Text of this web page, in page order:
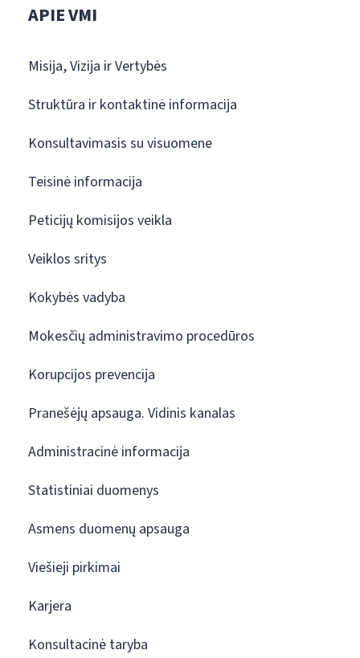
APIE VMI
Misija, Vizija ir Vertybės
Struktūra ir kontaktinė informacija
Konsultavimasis su visuomene
Teisinė informacija
Peticijų komisijos veikla
Veiklos sritys
Kokybės vadyba
Mokesčių administravimo procedūros
Korupcijos prevencija
Pranešėjų apsauga. Vidinis kanalas
Administracinė informacija
Statistiniai duomenys
Asmens duomenų apsauga
Viešieji pirkimai
Karjera
Konsultacinė taryba